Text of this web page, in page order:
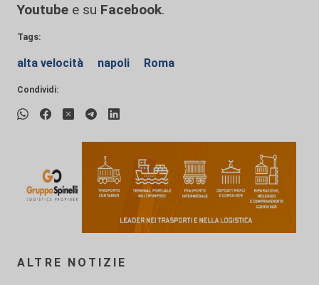
Youtube e su Facebook.
Tags:
alta velocità napoli Roma
Condividi:
ALTRE NOTIZIE